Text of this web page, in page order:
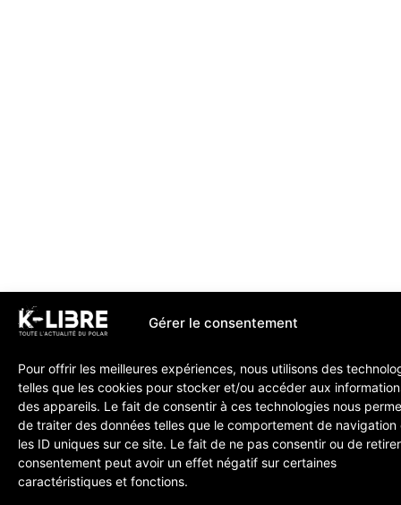
Gérer le consentement
Pour offrir les meilleures expériences, nous utilisons des
telles que les cookies pour stocker et/ou accéder aux
des appareils. Le fait de consentir à ces technologies nous
de traiter des données telles que le comportement de navigation
les ID uniques sur ce site. Le fait de ne pas consentir ou de
consentement peut avoir un effet négatif sur certaines
caractéristiques et fonctions.